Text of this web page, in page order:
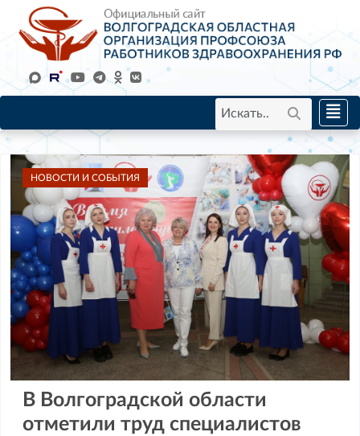
НОВОСТИ И СОБЫТИЯ
В Волгоградской области
отметили труд специалистов